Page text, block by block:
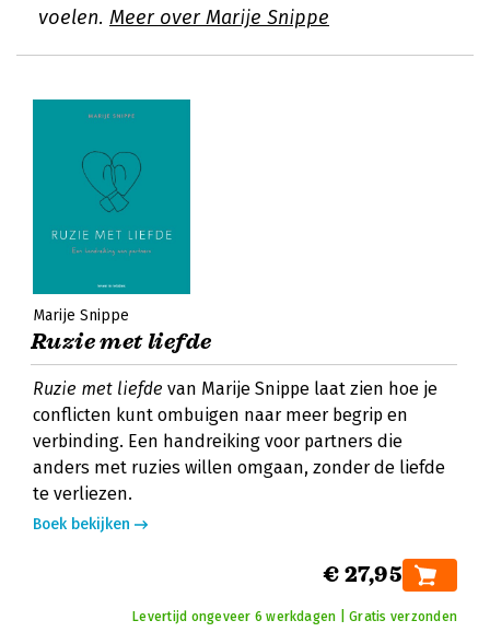
voelen. Meer over Marije Snippe
Marije Snippe
Ruzie met liefde
Ruzie met liefde van Marije Snippe laat zien hoe je
conflicten kunt ombuigen naar meer begrip en
verbinding. Een handreiking voor partners die
anders met ruzies willen omgaan, zonder de liefde
te verliezen.
Boek bekijken
€ 27,95
Levertijd ongeveer 6 werkdagen | Gratis verzonden